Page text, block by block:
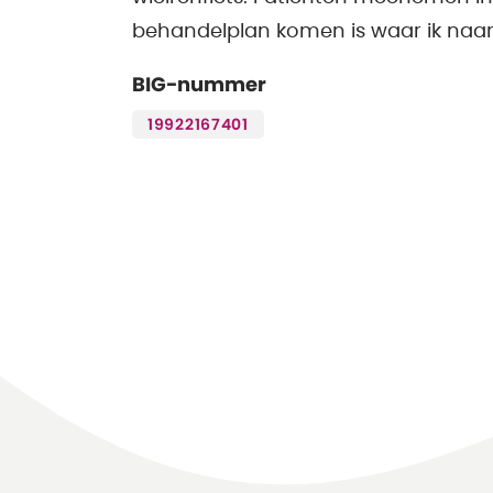
behandelplan komen is waar ik
BIG-nummer
19922167401